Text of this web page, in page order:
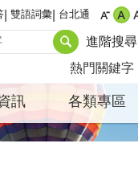
雙語詞彙 台北通
進階搜尋
熱門關鍵字
訊 各類專區